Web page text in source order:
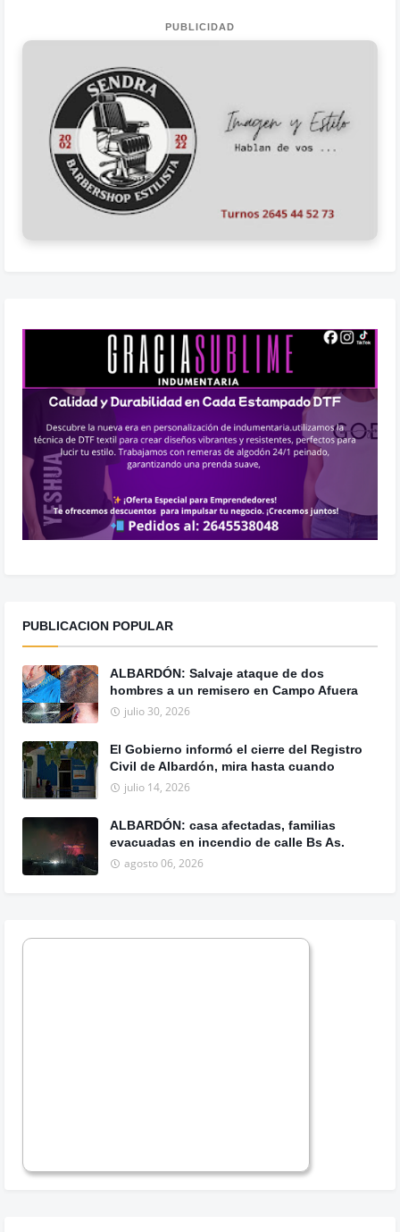
PUBLICIDAD
PUBLICACION POPULAR
ALBARDÓN: Salvaje ataque de dos
hombres a un remisero en Campo Afuera
julio 30, 2026
El Gobierno informó el cierre del Registro
Civil de Albardón, mira hasta cuando
julio 14, 2026
ALBARDÓN: casa afectadas, familias
evacuadas en incendio de calle Bs As.
agosto 06, 2026